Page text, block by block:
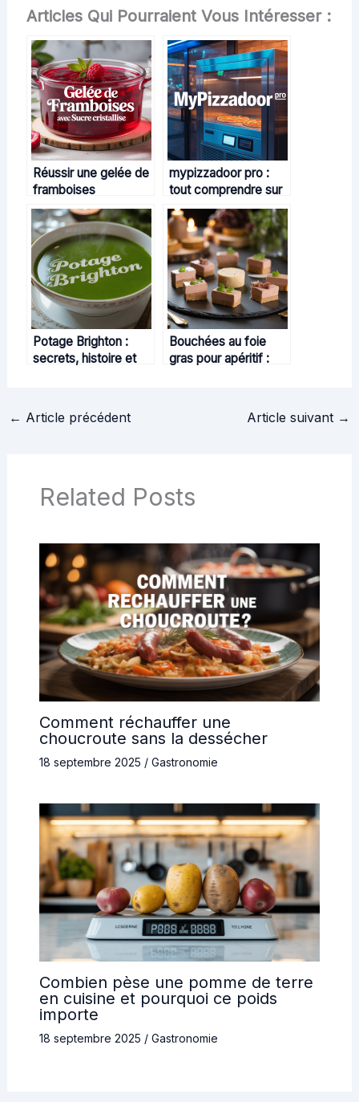
Articles Qui Pourraient Vous Intéresser :
Réussir une gelée de
framboises
gourmande avec
sucre cristallisé
mypizzadoor pro :
tout comprendre sur
la solution de
distribution de pizzas
innovante
Potage Brighton :
secrets, histoire et
Bouchées au foie
gras pour apéritif :
← Article précédent Article suivant →
Related Posts
Comment réchauffer une
choucroute sans la dessécher
18 septembre 2025 / Gastronomie
Combien pèse une pomme de terre
en cuisine et pourquoi ce poids
importe
18 septembre 2025 / Gastronomie